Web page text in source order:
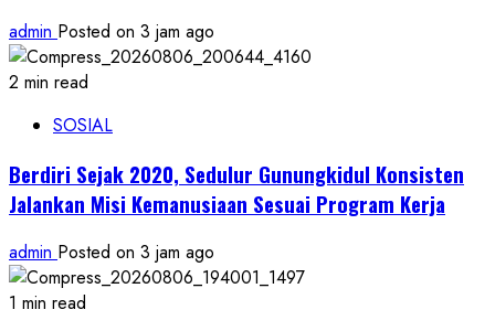
admin Posted on 3 jam ago
2 min read
SOSIAL
Berdiri Sejak 2020, Sedulur Gunungkidul Konsisten
Jalankan Misi Kemanusiaan Sesuai Program Kerja
admin Posted on 3 jam ago
1 min read